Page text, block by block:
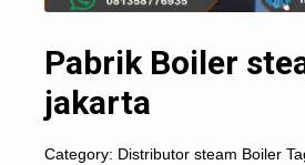
Pabrik Boiler
jakarta
Category: Distributor steam Boiler